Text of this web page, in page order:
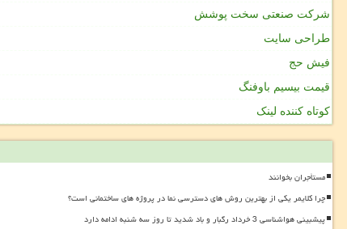
شرکت صنعتی سخت پوشش
طراحی سایت
فیش حج
قیمت بیسیم باوفنگ
کوتاه کننده لینک
مستأجران بخوانند
چرا کلایمر یکی از بهترین روش های دسترسی نما در پروژه های ساختمانی است؟
پیشبینی هواشناسی 3 خرداد رگبار و باد شدید تا روز سه شنبه ادامه دارد